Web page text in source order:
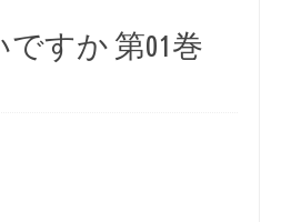
すか 第01巻